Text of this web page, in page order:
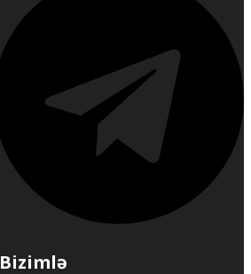
Bizimlə